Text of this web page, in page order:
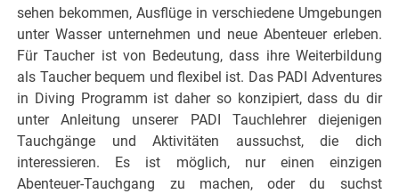
sehen bekommen, Ausflüge in verschiedene Umgebungen
unter Wasser unternehmen und neue Abenteuer erleben.
Für Taucher ist von Bedeutung, dass ihre Weiterbildung
als Taucher bequem und flexibel ist. Das PADI Adventures
in Diving Programm ist daher so konzipiert, dass du dir
unter Anleitung unserer PADI Tauchlehrer diejenigen
Tauchgänge und Aktivitäten aussuchst, die dich
interessieren. Es ist möglich, nur einen einzigen
Abenteuer-Tauchgang zu machen, oder du suchst